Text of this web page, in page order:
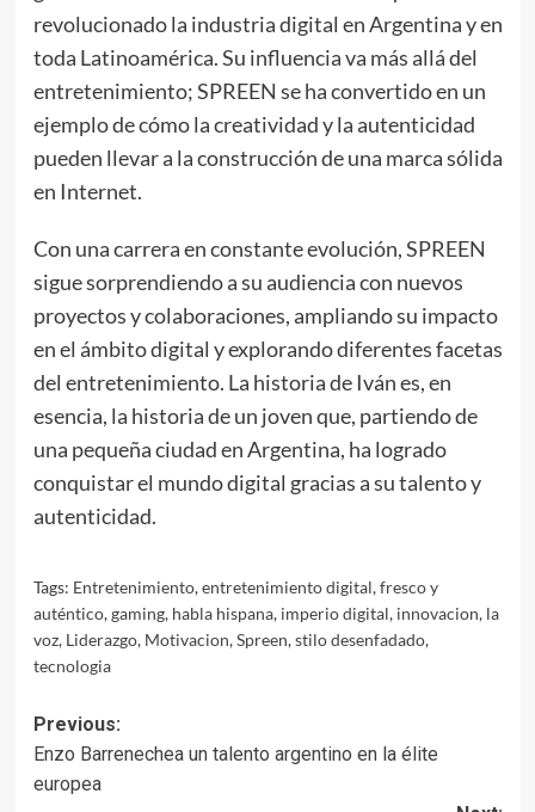
revolucionado la industria digital en Argentina y en
toda Latinoamérica. Su influencia va más allá del
entretenimiento; SPREEN se ha convertido en un
ejemplo de cómo la creatividad y la autenticidad
pueden llevar a la construcción de una marca sólida
en Internet.
Con una carrera en constante evolución, SPREEN
sigue sorprendiendo a su audiencia con nuevos
proyectos y colaboraciones, ampliando su impacto
en el ámbito digital y explorando diferentes facetas
del entretenimiento. La historia de Iván es, en
esencia, la historia de un joven que, partiendo de
una pequeña ciudad en Argentina, ha logrado
conquistar el mundo digital gracias a su talento y
autenticidad.
Tags: Entretenimiento,entretenimiento digital,fresco y
auténtico,gaming, habla hispana, imperio digital, innovacion, la
voz, Liderazgo, Motivacion,Spreen,stilo desenfadado,
tecnologia
Post
navigation
Previous:
Enzo Barrenechea un talento argentino en la élite
europea